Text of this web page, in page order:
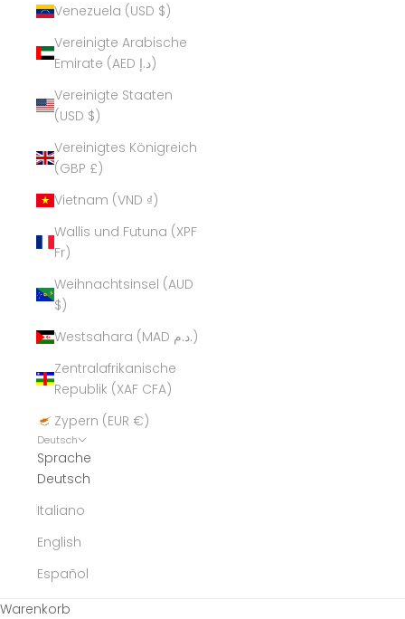
Venezuela (USD $)
Vereinigte Arabische
Emirate (AED د.إ)
Vereinigte Staaten
(USD $)
Vereinigtes Königreich
(GBP £)
Vietnam (VND ₫)
Wallis und Futuna (XPF
Fr)
Weihnachtsinsel (AUD
$)
Westsahara (MAD د.م.)
Zentralafrikanische
Republik (XAF CFA)
Zypern (EUR €)
Deutsch
Sprache
Deutsch
Italiano
English
Español
Warenkorb